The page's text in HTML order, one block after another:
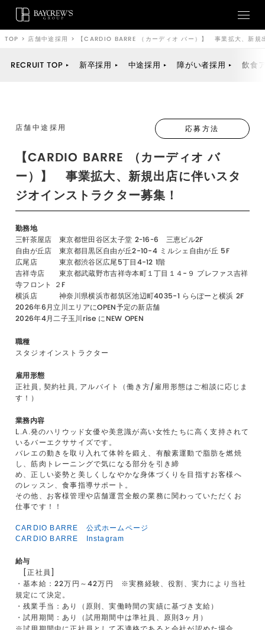
TOP >店舗中途採用 > 【CARDIO BARRE （カーディオ バー）】 事業拡大、新規
RECRUIT TOP 新卒採用 中途採用 障がい者採用 飲食
店舗中途採用
【CARDIO BARRE （カーディオ バ
ー）】 事業拡大、新規出店に伴いスタ
ジオインストラクター募集！
応募方法
勤務地
三軒茶屋店 東京都世田谷区太子堂 2ｰ16ｰ6 三恵ビル2F
自由が丘店 東京都目黒区自由が丘2-10-4 ミルシェ自由が丘 5F
広尾店 東京都渋谷区広尾5丁目4-12 1階
吉祥寺店 東京都武蔵野市吉祥寺本町１丁目１４−９ プレファス吉祥
寺フロント ２F
横浜店 神奈川県横浜市都筑区池辺町4035-1 ららぽーと横浜 2F
2026年6月立川エリアにOPEN予定の新店舗
2026年4月二子玉川rise にNEW OPEN
職種
スタジオインストラクター
雇用形態
正社員, 契約社員, アルバイト（働き方/雇用形態はご相談に応じま
す！）
業務内容
L.A.発のハリウッド女優や美意識が高い女性たちに高く支持されて
いるバーエクササイズです。
バレエの動きを取り入れて体幹を鍛え、有酸素運動で脂肪を燃焼
し、筋肉トレーニングで気になる部分を引き締
め、正しい姿勢と美しくしなやかな身体づくりを目指すお客様へ
のレッスン、食事指導サポート。
その他、お客様管理や店舗運営全般の業務に関わっていただくお
仕事です！！
CARDIO BARRE 公式ホームページ
CARDIO BARRE Instagram
給与
[正社員]
・基本給：22万円～42万円 ※実務経験、役割、実力により当社
規定にて決定。
・残業手当：あり（原則、実働時間の実績に基づき支給）
・試用期間：あり（試用期間中は準社員、原則3ヶ月）